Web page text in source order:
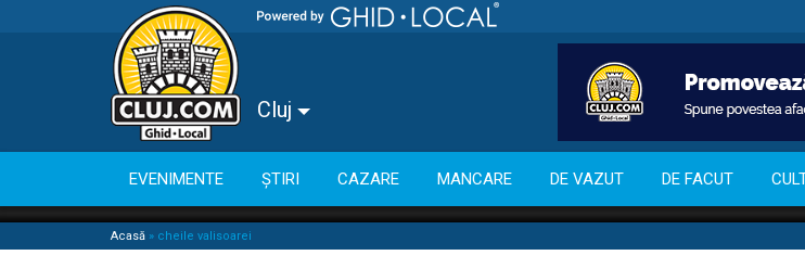
Cluj
EVENIMENTE ȘTIRI CAZARE MANCARE DE VAZUT DE FACUT
Acasă » cheile valisoarei